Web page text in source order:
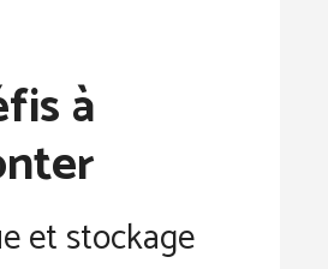
à
et stockage